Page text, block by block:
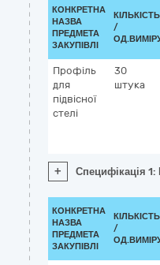
КОНКРЕТНА
НАЗВА
ПРЕДМЕТА
ЗАКУПІВЛІ
КІЛЬКІСТЬ
/
Профіль
для
підвісної
стелі
30
штука
+ Специфікація 1:
КОНКРЕТНА
НАЗВА
ПРЕДМЕТА
ЗАКУПІВЛІ
КІЛЬКІСТЬ
/